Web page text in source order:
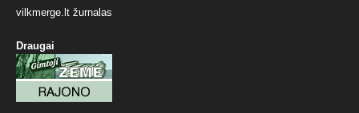
vilkmerge.lt žurnalas
Draugai